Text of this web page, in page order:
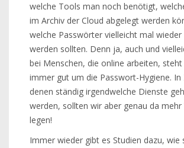
welche Tools man noch benötigt,
im Archiv der Cloud abgelegt werden
welche Passwörter vielleicht mal
werden sollten. Denn ja, auch und
bei Menschen, die online arbeiten,
immer gut um die Passwort-Hygiene. In
denen ständig irgendwelche Dienste
werden, sollten wir aber genau da
legen!
Immer wieder gibt es Studien dazu, wie